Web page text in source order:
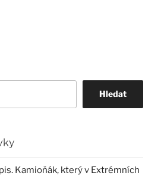
Hledat
Kamioňák, který v Extrémních